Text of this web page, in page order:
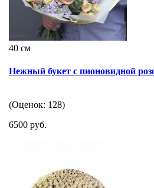
40 см
Нежный букет с пионовидной
(Оценок: 128)
6500 руб.